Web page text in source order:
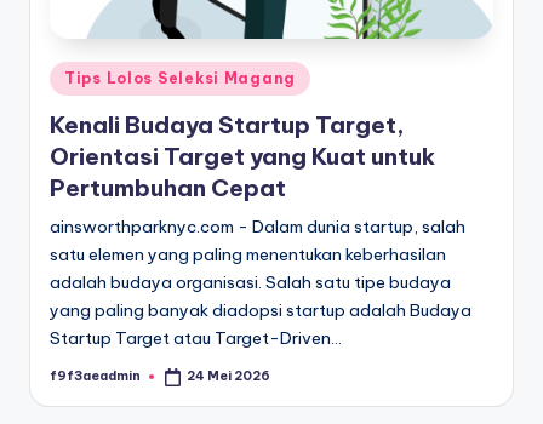
Posted
in
Tips Lolos Seleksi Magang
Kenali Budaya Startup Target,
Orientasi Target yang Kuat untuk
Pertumbuhan Cepat
ainsworthparknyc.com - Dalam dunia startup, salah
satu elemen yang paling menentukan keberhasilan
adalah budaya organisasi. Salah satu tipe budaya
yang paling banyak diadopsi startup adalah Budaya
Startup Target atau Target-Driven…
Posted
f9f3aeadmin 24 Mei 2026